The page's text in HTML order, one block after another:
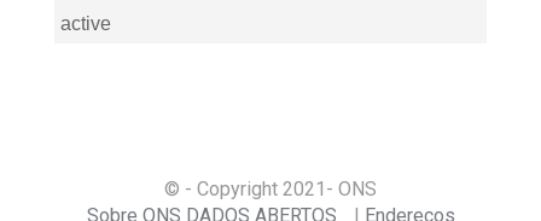
active
© - Copyright 2021 - ONS
Sobre ONS DADOS ABERTOS
Endereços